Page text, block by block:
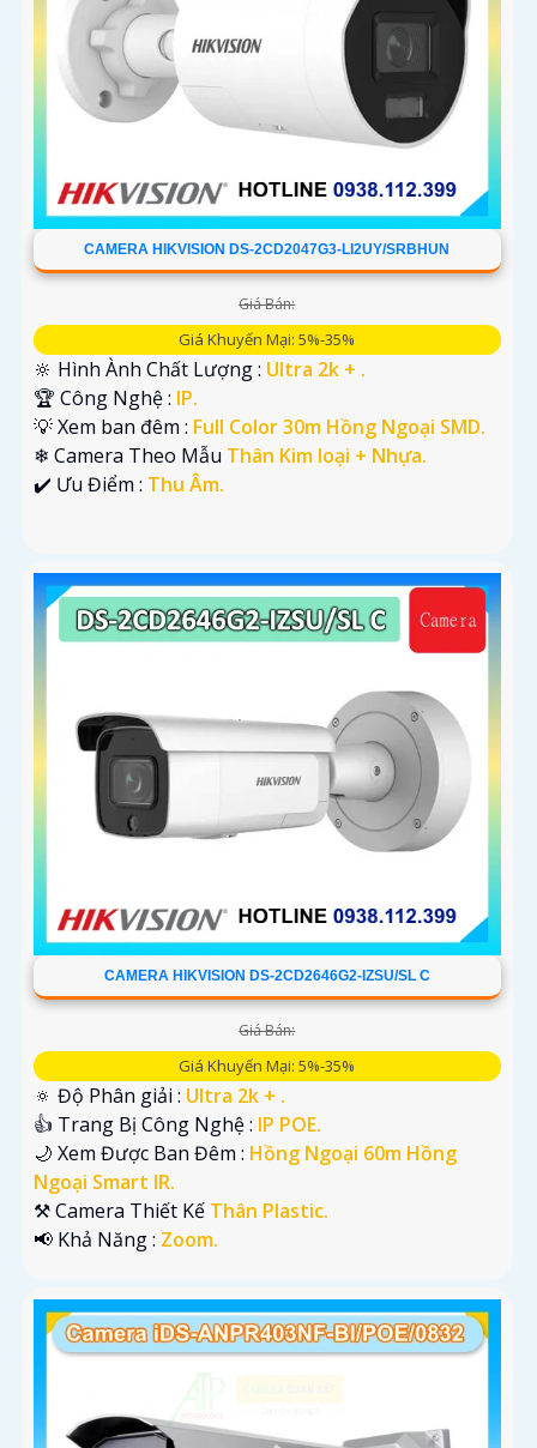
CAMERA HIKVISION DS-2CD2047G3-LI2UY/SRBHUN
Giá Bán:
Giá Khuyến Mại: 5%-35%
🔆 Hình Ành Chất Lượng : Ultra 2k + .
🏆 Công Nghệ : IP.
💡 Xem ban đêm : Full Color 30m Hồng Ngoại SMD.
❄ Camera Theo Mẫu Thân Kim loại + Nhựa.
️✔️ Ưu Điểm : Thu Âm.
CAMERA HIKVISION DS-2CD2646G2-IZSU/SL C
Giá Bán:
Giá Khuyến Mại: 5%-35%
🔅 Độ Phân giải : Ultra 2k + .
👍 Trang Bị Công Nghệ : IP POE.
🌙 Xem Được Ban Đêm : Hồng Ngoại 60m Hồng
Ngoại Smart IR.
⚒ Camera Thiết Kế Thân Plastic.
️📢 Khả Năng : Zoom.